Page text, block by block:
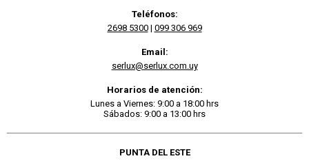
Teléfonos:
2698 5300| 099 306 969
Email:
serlux@serlux.com.uy
Horarios de atención:
Lunes a Viernes: 9:00 a 18:00 hrs
Sábados: 9:00 a 13:00 hrs
PUNTA DEL ESTE